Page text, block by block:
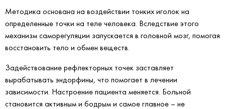
Методика основана на воздействии тонких иголок на
определенные точки на теле человека. Вследствие этого
механизм саморегуляции запускается в головной мозг, помогая
восстановить тело и обмен веществ.
Задействование рефлекторных точек заставляет
вырабатывать эндорфины, что помогает в лечении
зависимости. Настроение пациента меняется. Больной
становится активным и бодрым и самое главное – не